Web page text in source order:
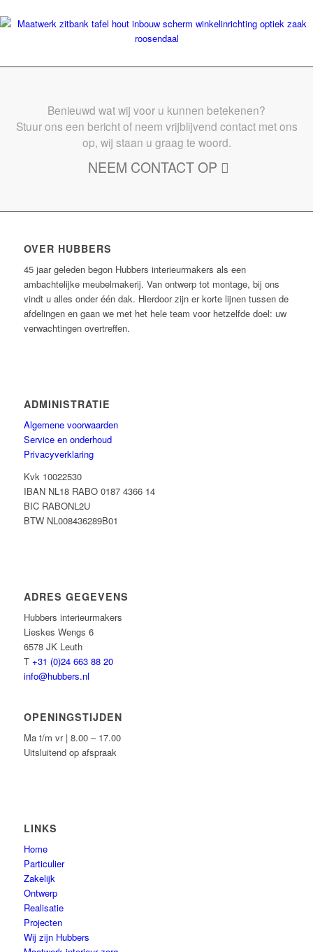
Benieuwd wat wij voor u kunnen betekenen?
Stuur ons een bericht of neem vrijblijvend contact met ons
op, wij staan u graag te woord.
NEEM CONTACT OP
OVER HUBBERS
45 jaar geleden begon Hubbers interieurmakers als een
ambachtelijke meubelmakerij. Van ontwerp tot montage, bij ons
vindt u alles onder één dak. Hierdoor zijn er korte lijnen tussen de
afdelingen en gaan we met het hele team voor hetzelfde doel: uw
verwachtingen overtreffen.
ADMINISTRATIE
Algemene voorwaarden
Service en onderhoud
Privacyverklaring
Kvk 10022530
IBAN NL18 RABO 0187 4366 14
BIC RABONL2U
BTW NL008436289B01
ADRES GEGEVENS
Hubbers interieurmakers
Lieskes Wengs 6
6578 JK Leuth
T +31 (0)24 663 88 20
info@hubbers.nl
OPENINGSTIJDEN
Ma t/m vr | 8.00 – 17.00
Uitsluitend op afspraak
LINKS
Home
Particulier
Zakelijk
Ontwerp
Realisatie
Projecten
Wij zijn Hubbers